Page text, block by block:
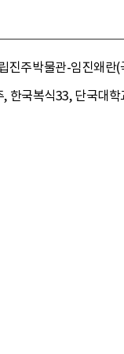
주박물관-임진왜란
한국복식33, 단국대